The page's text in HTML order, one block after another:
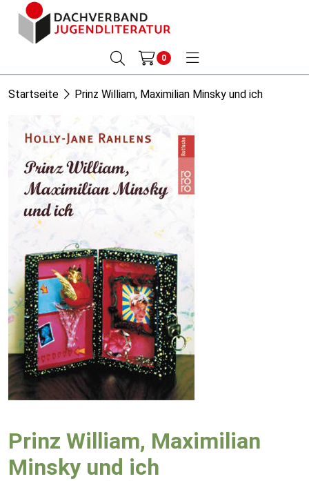
0
Startseite Prinz William, Maximilian Minsky und ich
Prinz William, Maximilian
Minsky und ich